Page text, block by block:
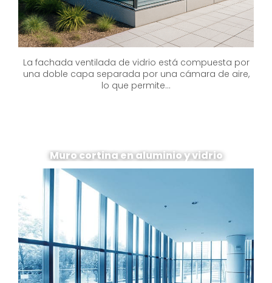
La fachada ventilada de vidrio está compuesta por
una doble capa separada por una cámara de aire,
lo que permite...
Muro cortina en aluminio y vidrio